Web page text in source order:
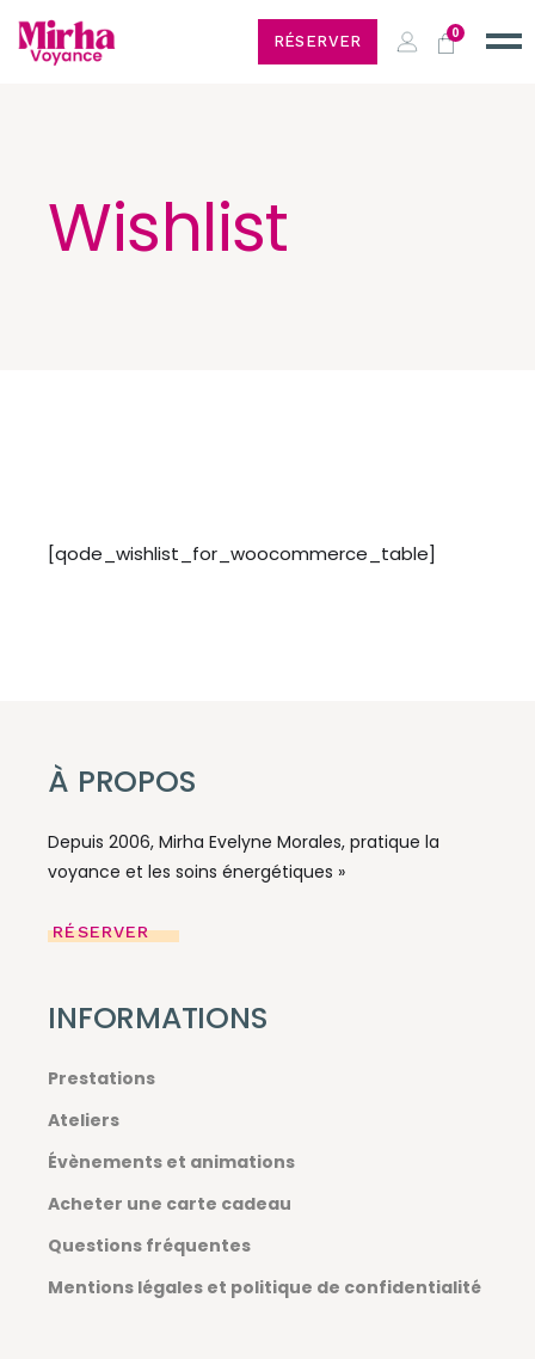
RÉSERVER
0
Wishlist
[qode_wishlist_for_woocommerce_table]
À PROPOS
Depuis 2006, Mirha Evelyne Morales, pratique la
voyance et les soins énergétiques »
RÉSERVER
INFORMATIONS
Prestations
Ateliers
Évènements et animations
Acheter une carte cadeau
Questions fréquentes
Mentions légales et politique de confidentialité